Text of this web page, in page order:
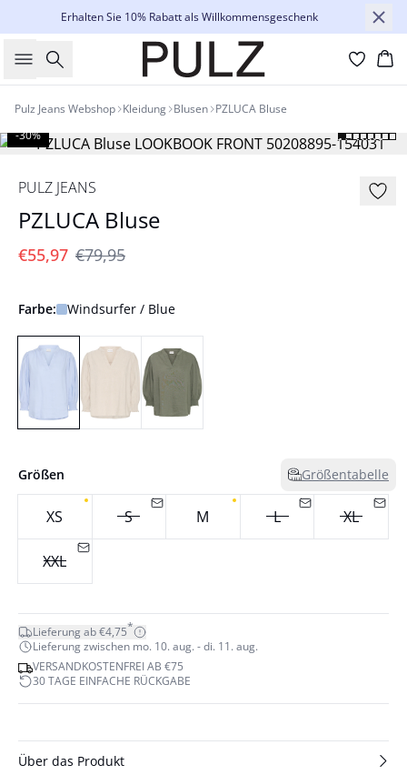
Erhalten Sie 10% Rabatt als Willkommensgeschenk
Suche
Pulz Jeans Webshop Kleidung Blusen PZLUCA Bluse
-30%
PULZ JEANS
PZLUCA Bluse
€55,97 €79,95
Farbe: Windsurfer / Blue
Größen Größentabelle
XS S M L XL
XXL
Lieferung ab €4,75*
Lieferung zwischen mo. 10. aug. - di. 11. aug.
VERSANDKOSTENFREI AB €75
30 TAGE EINFACHE RÜCKGABE
Über das Produkt